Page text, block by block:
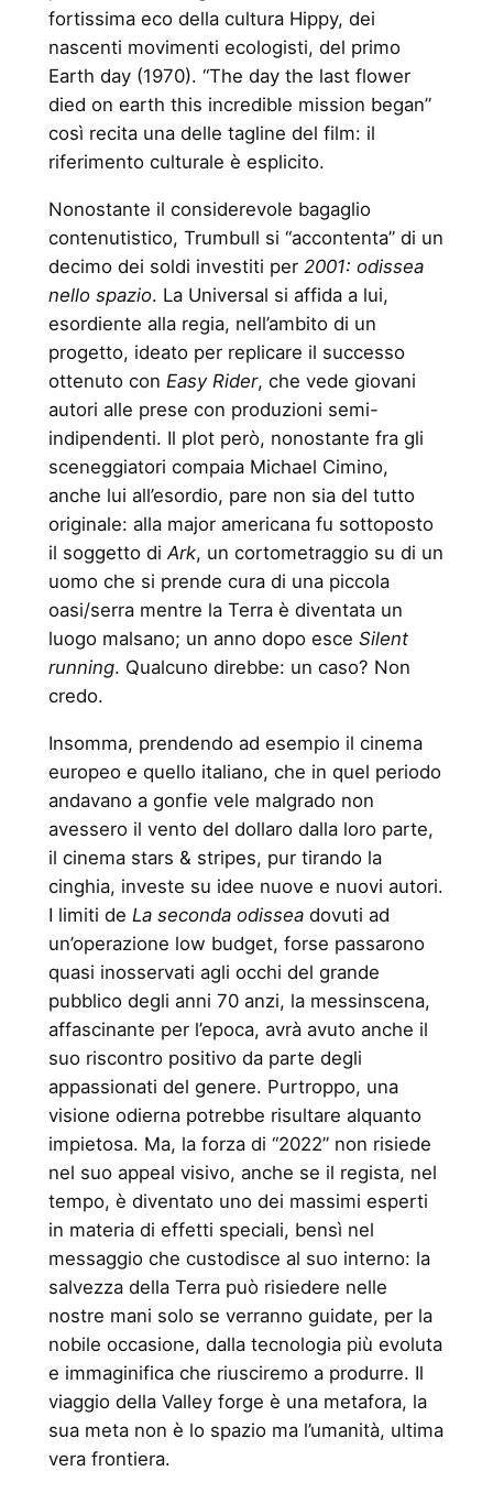
fortissima eco della cultura Hippy, dei
nascenti movimenti ecologisti, del primo
Earth day (1970). “The day the last flower
died on earth this incredible mission began”
così recita una delle tagline del film: il
riferimento culturale è esplicito.
Nonostante il considerevole bagaglio
contenutistico, Trumbull si “accontenta” di un
decimo dei soldi investiti per 2001: odissea
nello spazio. La Universal si affida a lui,
esordiente alla regia, nell’ambito di un
progetto, ideato per replicare il successo
ottenuto con Easy Rider, che vede giovani
autori alle prese con produzioni semi-
indipendenti. Il plot però, nonostante fra gli
sceneggiatori compaia Michael Cimino,
anche lui all’esordio, pare non sia del tutto
originale: alla major americana fu sottoposto
il soggetto diArk, un cortometraggio su di un
uomo che si prende cura di una piccola
oasi/serra mentre la Terra è diventata un
luogo malsano; un anno dopo esce Silent
running. Qualcuno direbbe: un caso? Non
credo.
Insomma, prendendo ad esempio il cinema
europeo e quello italiano, che in quel periodo
andavano a gonfie vele malgrado non
avessero il vento del dollaro dalla loro parte,
il cinema stars & stripes, pur tirando la
cinghia, investe su idee nuove e nuovi autori.
I limiti de La seconda odisseadovuti ad
un’operazione low budget, forse passarono
quasi inosservati agli occhi del grande
pubblico degli anni 70 anzi, la messinscena,
affascinante per l’epoca, avrà avuto anche il
suo riscontro positivo da parte degli
appassionati del genere. Purtroppo, una
visione odierna potrebbe risultare alquanto
impietosa. Ma, la forza di “2022” non risiede
nel suo appeal visivo, anche se il regista, nel
tempo, è diventato uno dei massimi esperti
in materia di effetti speciali, bensì nel
messaggio che custodisce al suo interno: la
salvezza della Terra può risiedere nelle
nostre mani solo se verranno guidate, per la
nobile occasione, dalla tecnologia più evoluta
e immaginifica che riusciremo a produrre. Il
viaggio della Valley forge è una metafora, la
sua meta non è lo spazio ma l’umanità, ultima
vera frontiera.